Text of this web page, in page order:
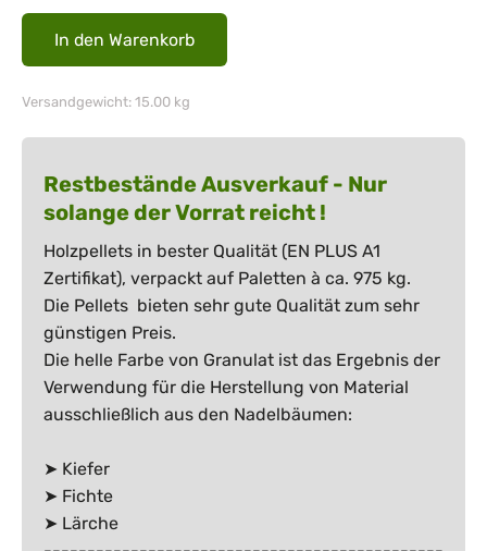
Versandgewicht: 15.00 kg
Restbestände Ausverkauf - Nur
solange der Vorrat reicht !
Holzpellets in bester Qualität (EN PLUS A1
Zertifikat), verpackt auf Paletten à ca. 975 kg.
Die Pellets bieten sehr gute Qualität zum sehr
günstigen Preis.
Die helle Farbe von Granulat ist das Ergebnis der
Verwendung für die Herstellung von Material
ausschließlich aus den Nadelbäumen:
➤ Kiefer
➤ Fichte
➤ Lärche